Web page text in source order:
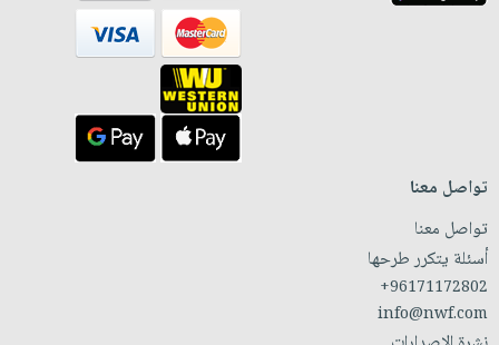
تواصل معنا
تواصل معنا
أسئلة يتكرر طرحها
+96171172802
info@nwf.com